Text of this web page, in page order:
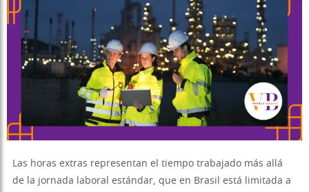
Las horas extras representan el tiempo trabajado más allá
de la jornada laboral estándar, que en Brasil está limitada a